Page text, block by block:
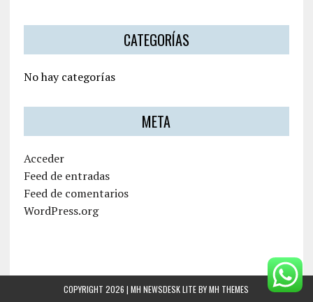
CATEGORÍAS
No hay categorías
META
Acceder
Feed de entradas
Feed de comentarios
WordPress.org
COPYRIGHT 2026 | MH NEWSDESK LITE BYMH THEMES